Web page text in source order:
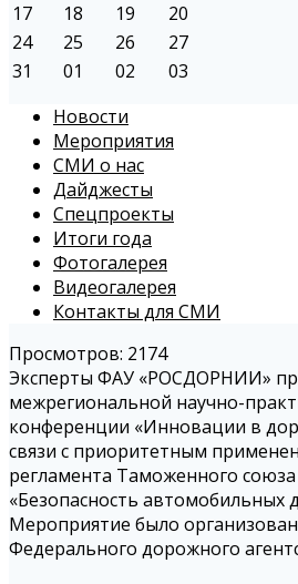
17 18 19 20
24
25 26 27
31
01 02 03
Новости
Мероприятия
СМИ о нас
Дайджесты
Спецпроекты
Итоги года
Фотогалерея
Видеогалерея
Контакты для СМИ
Просмотров: 2174
Эксперты ФАУ «РОСДОРНИИ»
межрегиональной научно-
конференции «Инновации в
связи с приоритетным
регламента Таможенного
«Безопасность автомобильных
Мероприятие было
Федерального дорожного